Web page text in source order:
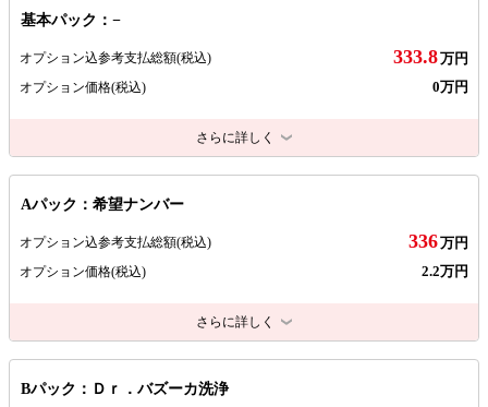
基本パック：−
オプション込参考支払総額(税込) 333.8万円
オプション価格(税込) 0万円
さらに詳しく
Aパック：希望ナンバー
オプション込参考支払総額(税込) 336万円
オプション価格(税込) 2.2万円
さらに詳しく
Bパック：Ｄｒ．バズーカ洗浄